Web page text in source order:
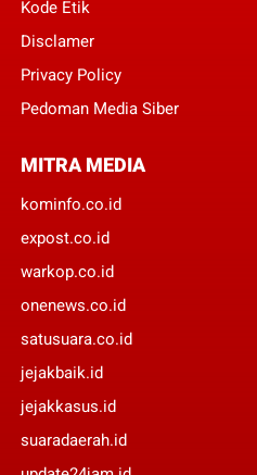
Kode Etik
Disclamer
Privacy Policy
Pedoman Media Siber
MITRA MEDIA
kominfo.co.id
expost.co.id
warkop.co.id
onenews.co.id
satusuara.co.id
jejakbaik.id
jejakkasus.id
suaradaerah.id